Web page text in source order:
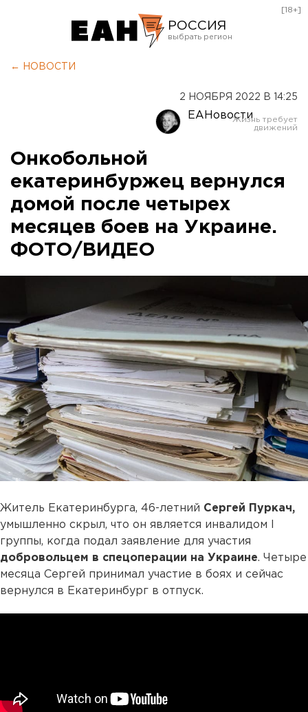
РОССИЯ
Оренбург
[18+]
← НОВОСТИ
2 НОЯБРЯ 2022 В 14:25
ЕАНовости
Онкобольной
екатеринбуржец вернулся
домой после четырех
месяцев боев на Украине.
ФОТО/ВИДЕО
Житель Екатеринбурга, 46-летний Сергей Пуркач,
умышленно скрыл, что он является инвалидом I
группы, когда подал заявление для участия
добровольцем в спецоперации на Украине. Четыре
месяца Сергей принимал участие в боях и сейчас
вернулся в Екатеринбург в отпуск.